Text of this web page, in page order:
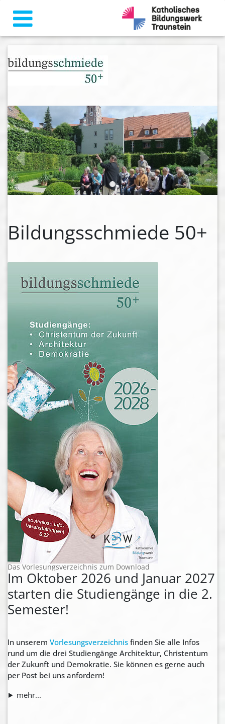
zurück weiter
Bildungsschmiede 50+
Das Vorlesungsverzeichnis zum Download
Im Oktober 2026 und Januar 2027
starten die Studiengänge in die 2.
Semester!
In unserem Vorlesungsverzeichnis finden Sie alle Infos
rund um die drei Studiengänge Architektur, Christentum
der Zukunft und Demokratie. Sie können es gerne auch
per Post bei uns anfordern!
mehr...